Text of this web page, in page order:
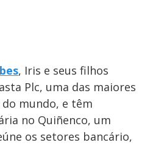
, Iris e seus filhos
Plc, uma das maiores
mundo, e têm
no Quiñenco, um
os setores bancário,